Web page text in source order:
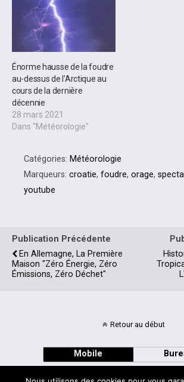
Énorme hausse de la foudre
au-dessus de l’Arctique au
cours de la dernière
décennie
28 mars 2021
Dans "Météorologie"
Catégories: Météorologie
Marqueurs: croatie, foudre, orage,
youtube
Publication Précédente
En Allemagne, La Première
Maison "zéro Énergie, Zéro
Émissions, Zéro Déchet"
Retour au début
Mobile